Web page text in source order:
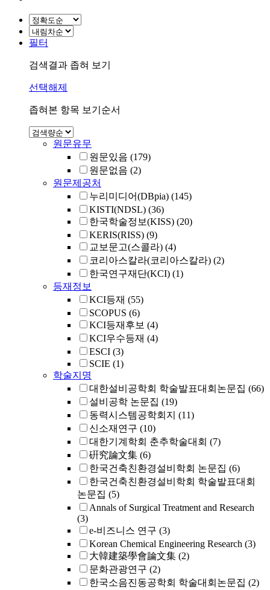
필터
검색결과 좁혀 보기
선택해제
좁혀본 항목 보기순서
원문유무
원문있음 (179)
원문없음 (2)
원문제공처
누리미디어(DBpia) (145)
KISTI(NDSL) (36)
한국학술정보(KISS) (20)
KERIS(RISS) (9)
교보문고(스콜라) (4)
코리아스칼라(코리아스칼라) (2)
한국연구재단(KCI) (1)
등재정보
KCI등재 (55)
SCOPUS (6)
KCI등재후보 (4)
KCI우수등재 (4)
ESCI (3)
SCIE (1)
학술지명
대한설비공학회 학술발표대회논문집 (66)
설비공학 논문집 (19)
동력시스템공학회지 (11)
신소재연구 (10)
대한기계학회 춘추학술대회 (7)
硏究論文集 (6)
한국건축친환경설비학회 논문집 (6)
한국건축친환경설비학회 학술발표대회
논문집 (5)
Annals of Surgical Treatment and Research
(3)
e-비즈니스 연구 (3)
Korean Chemical Engineering Research (3)
大韓建築學會論文集 (2)
문화관광연구 (2)
한국소음진동공학회 학술대회논문집 (2)